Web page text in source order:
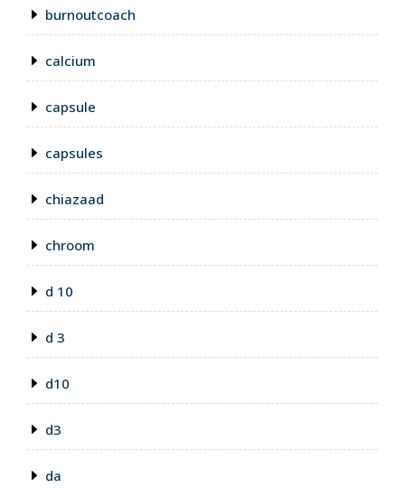
burnoutcoach
calcium
capsule
capsules
chiazaad
chroom
d 10
d 3
d10
d3
da